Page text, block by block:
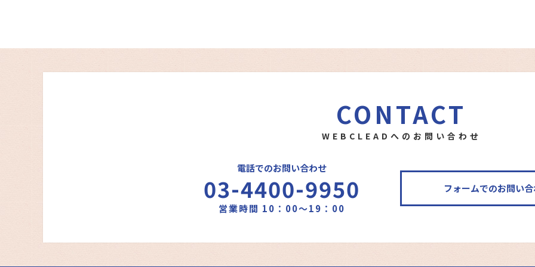
CONTACT
WEBCLEADへのお問い合わせ
電話でのお問い合わせ
03-4400-9950
営業時間 10：00～19：00
フォームでのお問い